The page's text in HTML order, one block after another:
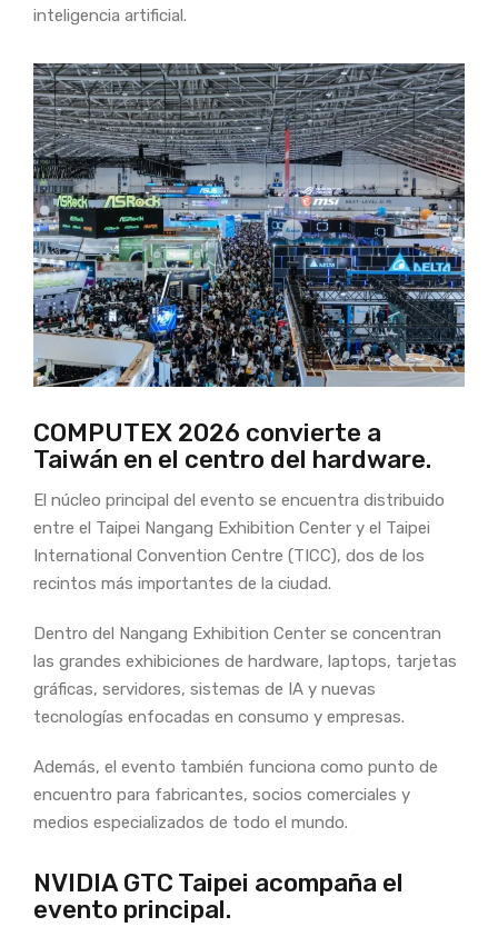
inteligencia artificial.
COMPUTEX 2026 convierte a
Taiwán en el centro del hardware.
El núcleo principal del evento se encuentra distribuido
entre el Taipei Nangang Exhibition Center y el Taipei
International Convention Centre (TICC), dos de los
recintos más importantes de la ciudad.
Dentro del Nangang Exhibition Center se concentran
las grandes exhibiciones de hardware, laptops, tarjetas
gráficas, servidores, sistemas de IA y nuevas
tecnologías enfocadas en consumo y empresas.
Además, el evento también funciona como punto de
encuentro para fabricantes, socios comerciales y
medios especializados de todo el mundo.
NVIDIA GTC Taipei acompaña el
evento principal.